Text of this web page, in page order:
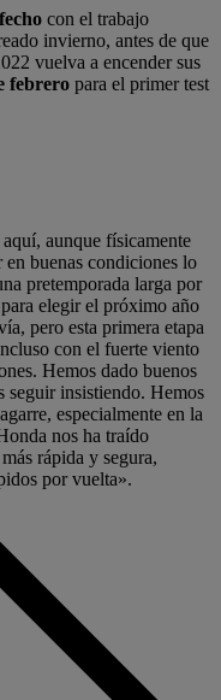
con el trabajo
invierno, antes de que
vuelva a encender sus
febrero para el primer test
aunque físicamente
buenas condiciones lo
pretemporada larga por
elegir el próximo año
pero esta primera etapa
con el fuerte viento
Hemos dado buenos
seguir insistiendo. Hemos
especialmente en la
nos ha traído
rápida y segura,
por vuelta».